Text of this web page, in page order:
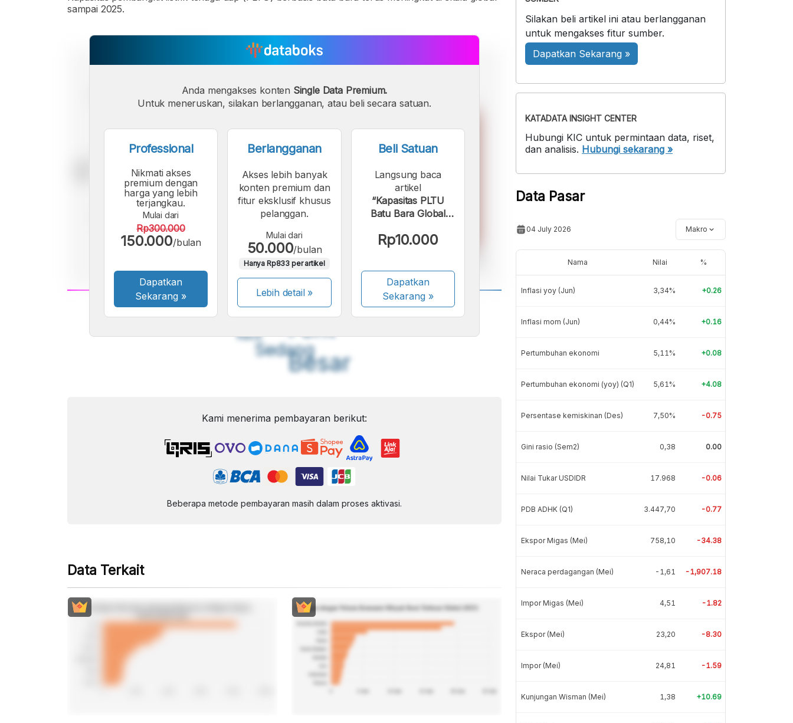
sampai 2025.
A
Font
Kecil
A
Sedang
A
Besar
Anda mengakses konten Single Data Premium.
Untuk meneruskan, silakan berlangganan, atau beli secara satuan.
Professional
Nikmati akses
premium dengan
harga yang lebih
terjangkau.
Mulai dari
Rp300.000
150.000/bulan
Dapatkan
Sekarang »
Berlangganan
Akses lebih banyak
konten premium dan
fitur eksklusif khusus
pelanggan.
Mulai dari
50.000/bulan
Hanya Rp833 per artikel
Lebih detail »
Beli Satuan
Langsung baca
artikel
“Kapasitas PLTU
Batu Bara Global
sampai 2025”.
Rp10.000
Dapatkan
Sekarang»
Kami menerima pembayaran berikut:
Beberapa metode pembayaran masih dalam proses aktivasi.
Data Terkait
Silakan beli artikel ini atau berlangganan
untuk mengakses fitur sumber.
Dapatkan Sekarang »
KATADATA INSIGHT CENTER
Hubungi KIC untuk permintaan data, riset,
dan analisis. Hubungi sekarang »
Data Pasar
04 July 2026 Makro
Nama Nilai %
Inflasi yoy (Jun) 3,34% +0.26
Inflasi mom (Jun) 0,44% +0.16
Pertumbuhan ekonomi 5,11% +0.08
Pertumbuhan ekonomi (yoy) (Q1) 5,61% +4.08
Persentase kemiskinan (Des) 7,50% -0.75
Gini rasio (Sem2) 0,38 0.00
Nilai Tukar USDIDR 17.968 -0.06
PDB ADHK (Q1) 3.447,70 -0.77
Ekspor Migas (Mei) 758,10 -34.38
Neraca perdagangan (Mei) -1,61 -1,907.18
Impor Migas (Mei) 4,51 -1.82
Ekspor (Mei) 23,20 -8.30
Impor (Mei) 24,81 -1.59
Kunjungan Wisman (Mei) 1,38 +10.69